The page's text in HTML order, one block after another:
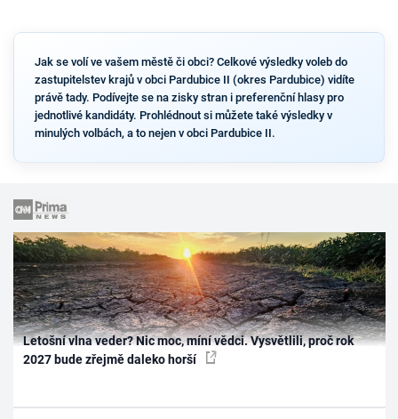
Jak se volí ve vašem městě či obci? Celkové výsledky voleb do
zastupitelstev krajů v obci Pardubice II (okres Pardubice) vidíte
právě tady. Podívejte se na zisky stran i preferenční hlasy pro
jednotlivé kandidáty. Prohlédnout si můžete také výsledky v
minulých volbách, a to nejen v obci Pardubice II.
Letošní vlna veder? Nic moc, míní vědci. Vysvětlili, proč rok
2027 bude zřejmě daleko horší